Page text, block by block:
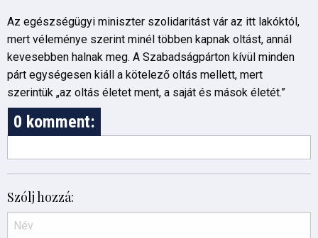
Az egészségügyi miniszter szolidaritást vár az itt lakóktól,
mert véleménye szerint minél többen kapnak oltást, annál
kevesebben halnak meg. A Szabadságpárton kívül minden
párt egységesen kiáll a kötelező oltás mellett, mert
szerintük „az oltás életet ment, a saját és mások életét.”
0 komment:
Szólj hozzá: